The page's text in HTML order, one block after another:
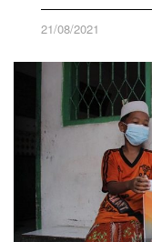
21/08/2021